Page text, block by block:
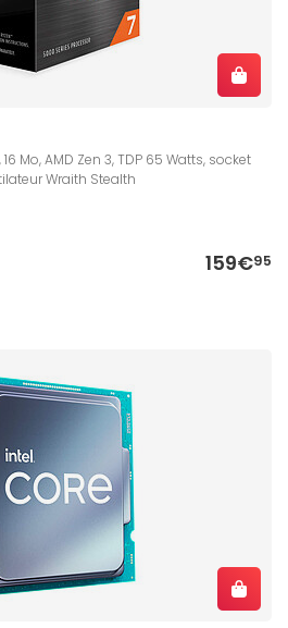
Mo, AMD Zen 3, TDP 65 Watts, socket
Wraith Stealth
159€95